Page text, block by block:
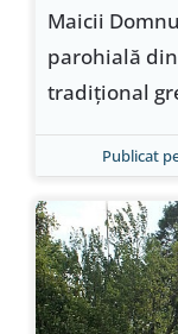
Maicii
parohială
tradiţional
Publicat